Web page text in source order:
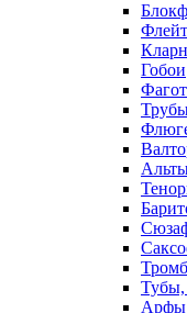
Гобои
Арфы